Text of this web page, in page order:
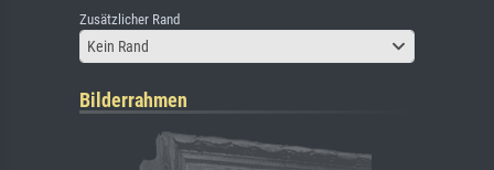
Zusätzlicher Rand
Kein Rand
Bilderrahmen